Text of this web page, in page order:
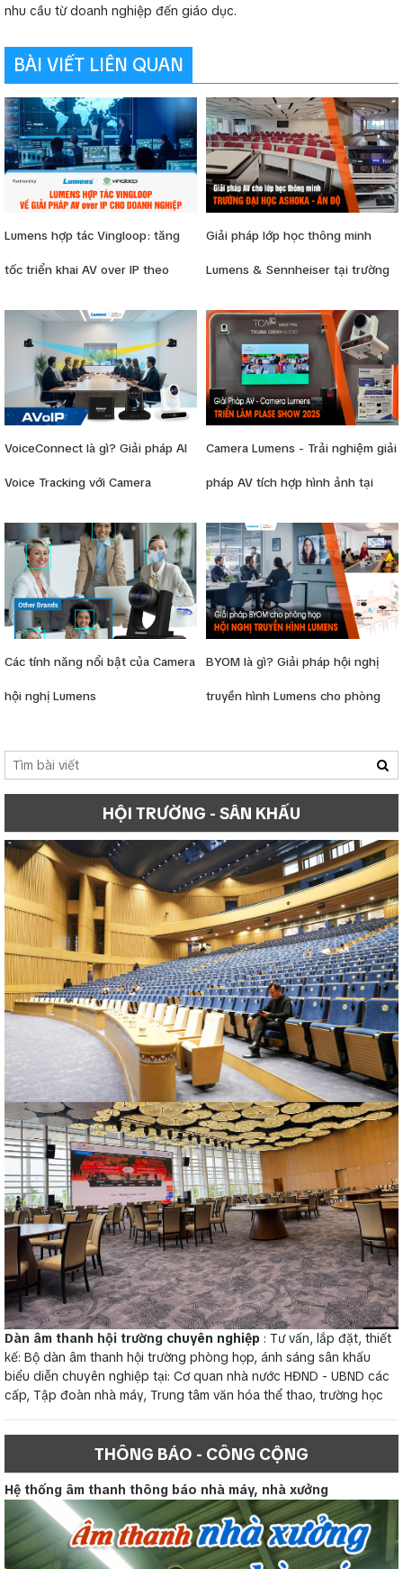
nhu cầu từ doanh nghiệp đến giáo dục.
BÀI VIẾT LIÊN QUAN
Lumens hợp tác Vingloop: tăng
tốc triển khai AV over IP theo
doanh nghiệp
Giải pháp lớp học thông minh
Lumens & Sennheiser tại trường
VoiceConnect là gì? Giải pháp AI
Voice Tracking với Camera
Camera Lumens - Trải nghiệm giải
pháp AV tích hợp hình ảnh tại
Các tính năng nổi bật của Camera
hội nghị Lumens
BYOM là gì? Giải pháp hội nghị
truyền hình Lumens cho phòng
HỘI TRƯỜNG - SÂN KHẤU
Dàn âm thanh hội trường chuyên nghiệp : Tư vấn, lắp đặt, thiết
kế: Bộ dàn âm thanh hội trường phòng họp, ánh sáng sân khấu
biểu diễn chuyên nghiệp tại: Cơ quan nhà nước HĐND - UBND các
cấp, Tập đoàn nhà máy, Trung tâm văn hóa thể thao, trường học
THÔNG BÁO - CÔNG CỘNG
Hệ thống âm thanh thông báo nhà máy, nhà xưởng